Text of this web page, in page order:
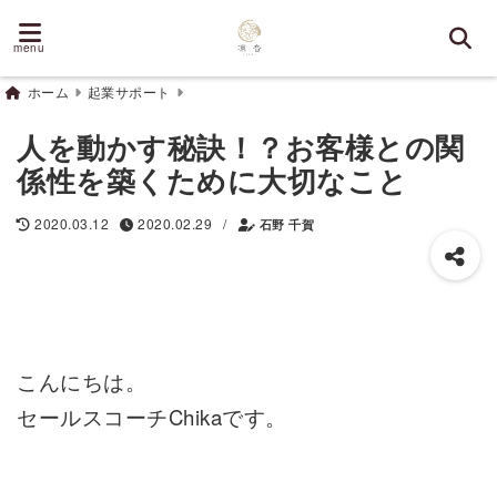
menu
ホーム 起業サポート
人を動かす秘訣！？お客様との関
係性を築くために大切なこと
2020.03.12 2020.02.29 / 石野 千賀
こんにちは。
セールスコーチChikaです。